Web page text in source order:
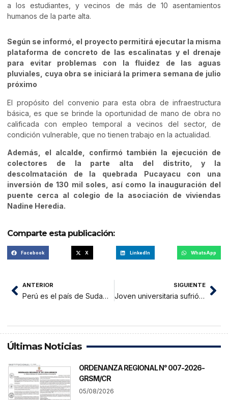
a los estudiantes, y vecinos de más de 10 asentamientos
humanos de la parte alta.
Según se informó, el proyecto permitirá ejecutar la misma
plataforma de concreto de las escalinatas y el drenaje
para evitar problemas con la fluidez de las aguas
pluviales, cuya obra se iniciará la primera semana de julio
próximo
El propósito del convenio para esta obra de infraestructura
básica, es que se brinde la oportunidad de mano de obra no
calificada con empleo temporal a vecinos del sector, de
condición vulnerable, que no tienen trabajo en la actualidad.
Además, el alcalde, confirmó también la ejecución de
colectores de la parte alta del distrito, y la
descolmatación de la quebrada Pucayacu con una
inversión de 130 mil soles, así como la inauguración del
puente cerca al colegio de la asociación de viviendas
Nadine Heredia.
Comparte esta publicación:
Facebook X LinkedIn WhatsApp
ANTERIOR
Perú es el país de Sudamérica que más oro ilegal exporta al mundo: India y Emiratos Árabes Unidos entre los destinos
SIGUIENTE
Joven universitaria sufrió terrible accidente en Yurimaguas
Últimas Noticias
ORDENANZA REGIONAL N° 007-2026-
GRSM/CR
05/08/2026